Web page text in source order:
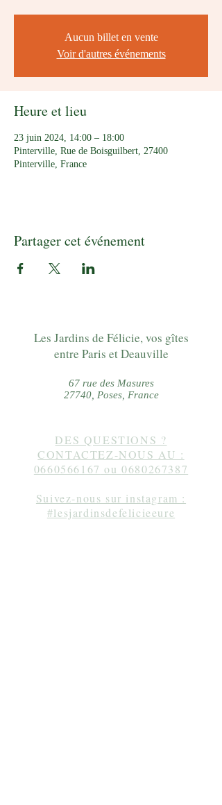
Aucun billet en vente
Voir d'autres événements
Heure et lieu
23 juin 2024, 14:00 – 18:00
Pinterville, Rue de Boisguilbert, 27400
Pinterville, France
Partager cet événement
Les Jardins de Félicie, vos gîtes
entre Paris et Deauville
67 rue des Masures
27740, Poses, France
DES QUESTIONS ?
CONTACTEZ-NOUS AU :
0660566167 ou0680267387
Suivez-nous sur instagram :
#lesjardinsdefelicieeure